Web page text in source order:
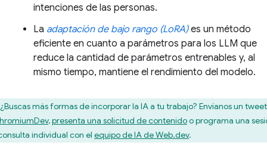
intenciones de las personas.
La adaptación de bajo rango (LoRA)es un método
eficiente en cuanto a parámetros para los LLM que
reduce la cantidad de parámetros entrenables y, al
mismo tiempo, mantiene el rendimiento del modelo.
¿Buscas más formas de incorporar la IA a tu trabajo? Envíanos un
,presenta una solicitud de contenidoo programa una
individual con el equipo de IA de Web.dev.